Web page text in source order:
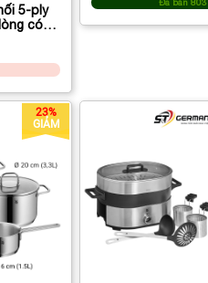
5-ply
có
23%
GIẢM